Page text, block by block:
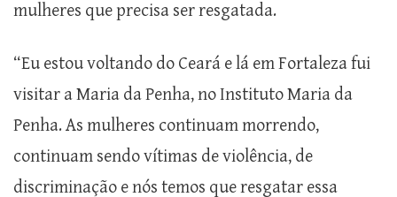
mulheres que precisa ser resgatada.
“Eu estou voltando do Ceará e lá em Fortaleza fui
visitar a Maria da Penha, no Instituto Maria da
Penha. As mulheres continuam morrendo,
continuam sendo vítimas de violência, de
discriminação e nós temos que resgatar essa